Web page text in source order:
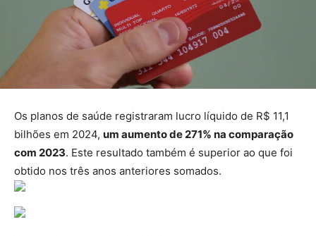
Os planos de saúde registraram lucro líquido de R$ 11,1
bilhões em 2024, um aumento de 271% na comparação
com 2023. Este resultado também é superior ao que foi
obtido nos três anos anteriores somados.